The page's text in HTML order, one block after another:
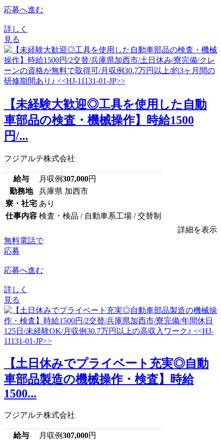
応募へ進む
詳しく
見る
【未経験大歓迎◎工具を使用した自動
車部品の検査・機械操作】時給1500
円/...
フジアルテ株式会社
給与 月収例307,000円
勤務地
兵庫県 加西市
寮・社宅 あり
仕事内容 検査・検品 / 自動車系工場 / 交替制
詳細を表示
無料電話で
応募
応募へ進む
詳しく
見る
【土日休みでプライベート充実◎自動
車部品製造の機械操作・検査】時給
1500...
フジアルテ株式会社
給与 月収例307,000円